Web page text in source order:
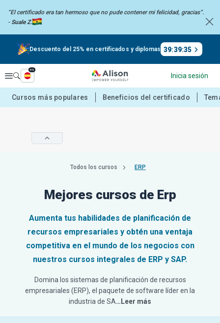
“El certificado era tan hermoso que no pude contener mi felicidad, gracias”.
- Suale Z.
Descuento del 25% en certificados y diplomas 39:39:35
Explorar
es
Inicia sesión
Cursos más populares Beneficios del certificado
Todos los cursos ERP
Mejores cursos de Erp
Aumenta tus habilidades de planificación de
recursos empresariales y obtén una ventaja
competitiva en el mundo de los negocios con
nuestros cursos integrales de ERP y SAP.
Domina los sistemas de planificación de recursos
empresariales (ERP), el paquete de software líder en la
industria de SA…Leer más